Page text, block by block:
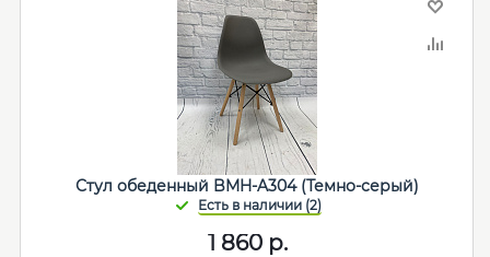
Стул обеденный BMH-A304 (Темно-серый)
1 860р.